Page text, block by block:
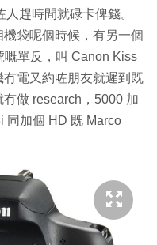
趕時間就碌卡俾錢。
袋呢個時候，有另一個
嘅單反，叫 Canon Kiss
電又約咗朋友就遲到既
做 research，5000 加
同加個 HD 既 Marco